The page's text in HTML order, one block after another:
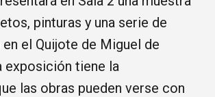
pinturas y una serie de
el Quijote de Miguel de
exposición tiene la
las obras pueden verse con